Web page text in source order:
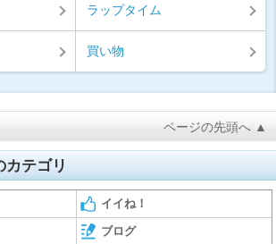
ラップタイム
買い物
ページの先頭へ ▲
カテゴリ
イイね！
ブログ